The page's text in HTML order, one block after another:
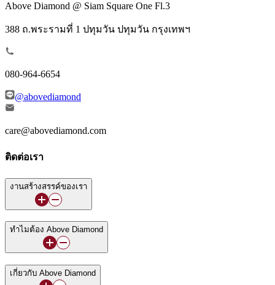
Above Diamond @ Siam Square One Fl.3
388 ถ.พระรามที่ 1 ปทุมวัน ปทุมวัน กรุงเทพฯ
080-964-6654
@abovediamond
care@abovediamond.com
ติดต่อเรา
งานสร้างสรรค์ของเรา
ทำไมต้อง Above Diamond
เกี่ยวกับ Above Diamond